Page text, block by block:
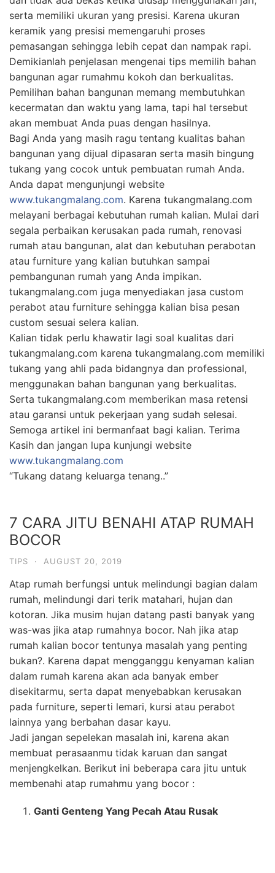
Anda dapat mengunjungi website
www.tukangmalang.com. Karena tukangmalang.com
melayani berbagai kebutuhan rumah kalian. Mulai dari
segala perbaikan kerusakan pada rumah, renovasi
rumah atau bangunan, alat dan kebutuhan perabotan
atau furniture yang kalian butuhkan sampai
pembangunan rumah yang Anda impikan.
tukangmalang.com juga menyediakan jasa custom
perabot atau furniture sehingga kalian bisa pesan
custom sesuai selera kalian.
Kalian tidak perlu khawatir lagi soal kualitas dari
tukangmalang.com karena tukangmalang.com memiliki
tukang yang ahli pada bidangnya dan professional,
menggunakan bahan bangunan yang berkualitas.
Serta tukangmalang.com memberikan masa retensi
atau garansi untuk pekerjaan yang sudah selesai.
Semoga artikel ini bermanfaat bagi kalian. Terima
Kasih dan jangan lupa kunjungi website
www.tukangmalang.com
“Tukang datang keluarga tenang..”
7 CARA JITU BENAHI ATAP RUMAH
BOCOR
TIPS · AUGUST 20, 2019
Atap rumah berfungsi untuk melindungi bagian dalam
rumah, melindungi dari terik matahari, hujan dan
kotoran. Jika musim hujan datang pasti banyak yang
was-was jika atap rumahnya bocor. Nah jika atap
rumah kalian bocor tentunya masalah yang penting
disekitarmu, serta dapat menyebabkan kerusakan
pada furniture, seperti lemari, kursi atau perabot
lainnya yang berbahan dasar kayu.
Jadi jangan sepelekan masalah ini, karena akan
membuat perasaanmu tidak karuan dan sangat
menjengkelkan. Berikut ini beberapa cara jitu untuk
membenahi atap rumahmu yang bocor :
Ganti Genteng Yang Pecah Atau Rusak
Keadaan genteng yang pecah atau rusak karena
terkena dahan pohon atau kualitas genteng yang
sudah lapuk termakan usia dapat membuat air hujan
masuk dalam rumahmu. Mungkin ini menjadi penyebab
terjadinya kebocoran dirumahmu. Nah, maka dari itu
periksalah keadaan genteng secara berkala untuk
menghindari hal tersebut.
Bersihkan Talang Air